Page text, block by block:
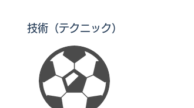
技術（テクニック）